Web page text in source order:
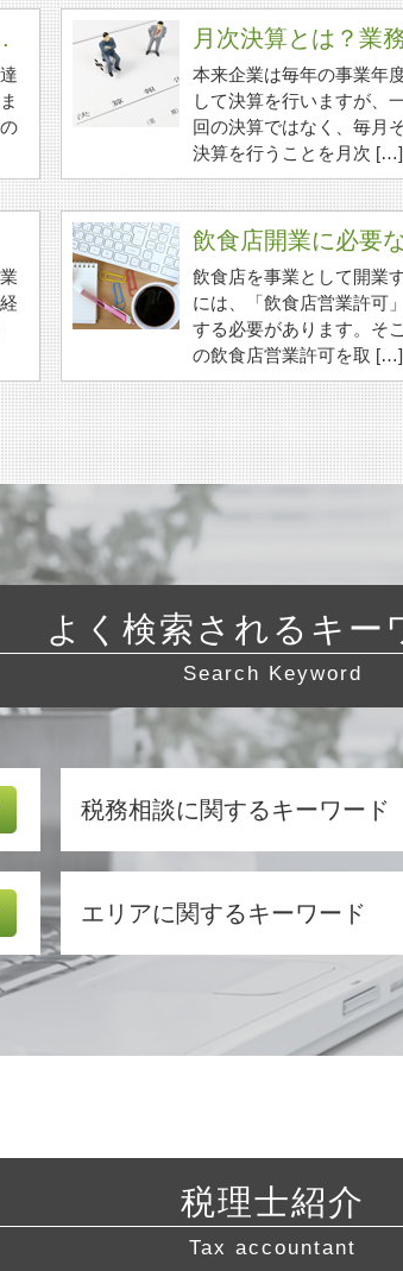
月次決算とは？業
本来企業は毎年の事業年
して決算を行いますが、
回の決算ではなく、毎月
決算を行うことを月次 […]
飲食店開業に必要
飲食店を事業として開業
には、「飲食店営業許可
する必要があります。そ
の飲食店営業許可を取 […]
よく検索されるキー
Search Keyword
税務相談に関するキーワード
青色申告 メリット
白色申告 経費
白色申告 メリット
確定申告 訂正
青色申告 必要書類
エリアに関するキーワード
起業支援 東海地方 税理士 相談
経営相談 東京都 税理士 相談
税務相談 川崎市 相談
起業支援 岐阜県 相談
会社設立 静岡県 税理士 相談
税理士紹介
Tax accountant